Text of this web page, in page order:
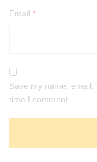
Email *
Save my name,
time I comment.